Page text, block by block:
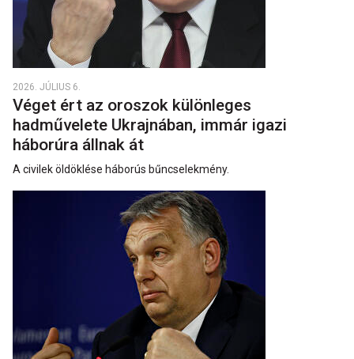
2026. JÚLIUS 6.
Véget ért az oroszok különleges
hadművelete Ukrajnában, immár igazi
háborúra állnak át
A civilek öldöklése háborús bűncselekmény.